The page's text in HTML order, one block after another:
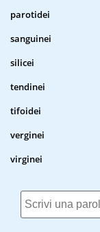
parotidei
sanguinei
silicei
tendinei
tifoidei
verginei
virginei